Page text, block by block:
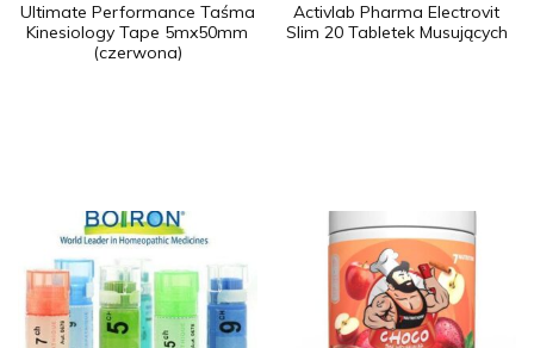
Ultimate Performance Taśma
Kinesiology Tape 5mx50mm
(czerwona)
Activlab Pharma Electrovit
Slim 20 Tabletek Musujących